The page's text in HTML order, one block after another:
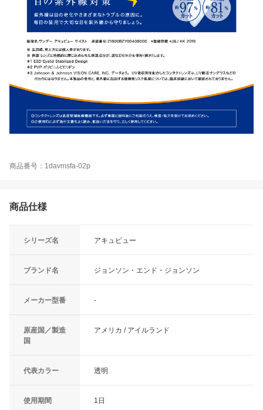
商品番号：1davmsfa-02p
商品仕様
シリーズ名 アキュビュー
ブランド名 ジョンソン・エンド・ジョンソン
メーカー型番 -
原産国／製造
国
アメリカ / アイルランド
代表カラー 透明
使用期間 1日